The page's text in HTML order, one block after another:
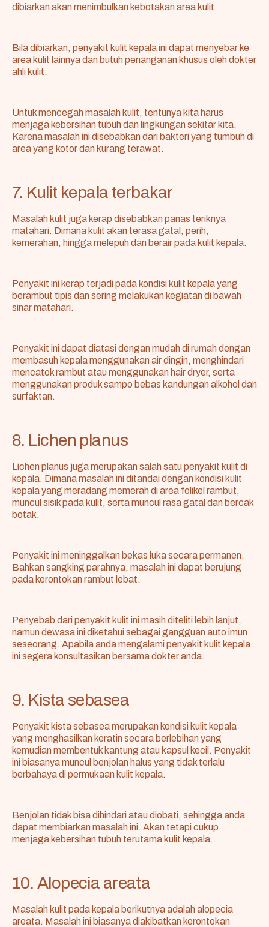
dibiarkan akan menimbulkan kebotakan area kulit.
Bila dibiarkan, penyakit kulit kepala ini dapat menyebar ke
area kulit lainnya dan butuh penanganan khusus oleh dokter
ahli kulit.
Untuk mencegah masalah kulit, tentunya kita harus
menjaga kebersihan tubuh dan lingkungan sekitar kita.
Karena masalah ini disebabkan dari bakteri yang tumbuh di
area yang kotor dan kurang terawat.
7. Kulit kepala terbakar
Masalah kulit juga kerap disebabkan panas teriknya
matahari. Dimana kulit akan terasa gatal, perih,
kemerahan, hingga melepuh dan berair pada kulit kepala.
Penyakit ini kerap terjadi pada kondisi kulit kepala yang
berambut tipis dan sering melakukan kegiatan di bawah
sinar matahari.
Penyakit ini dapat diatasi dengan mudah di rumah dengan
membasuh kepala menggunakan air dingin, menghindari
mencatok rambut atau menggunakan hair dryer, serta
menggunakan produk sampo bebas kandungan alkohol dan
surfaktan.
8. Lichen planus
Lichen planus juga merupakan salah satu penyakit kulit di
kepala. Dimana masalah ini ditandai dengan kondisi kulit
kepala yang meradang memerah di area folikel rambut,
muncul sisik pada kulit, serta muncul rasa gatal dan bercak
botak.
Penyakit ini meninggalkan bekas luka secara permanen.
Bahkan sangking parahnya, masalah ini dapat berujung
pada kerontokan rambut lebat.
Penyebab dari penyakit kulit ini masih diteliti lebih lanjut,
namun dewasa ini diketahui sebagai gangguan auto imun
seseorang. Apabila anda mengalami penyakit kulit kepala
ini segera konsultasikan bersama dokter anda.
9. Kista sebasea
Penyakit kista sebasea merupakan kondisi kulit kepala
yang menghasilkan keratin secara berlebihan yang
kemudian membentuk kantung atau kapsul kecil. Penyakit
ini biasanya muncul benjolan halus yang tidak terlalu
berbahaya di permukaan kulit kepala.
Benjolan tidak bisa dihindari atau diobati, sehingga anda
dapat membiarkan masalah ini. Akan tetapi cukup
menjaga kebersihan tubuh terutama kulit kepala.
10. Alopecia areata
Masalah kulit pada kepala berikutnya adalah alopecia
areata. Masalah ini biasanya diakibatkan kerontokan